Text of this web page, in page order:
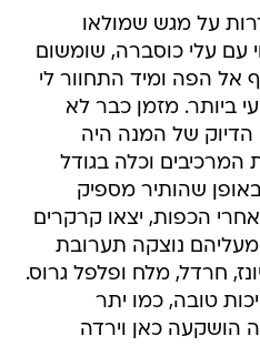
על מגש שמולאו
עם עלי כוסברה, שומשום
אל הפה ומיד התחוור לי
ביותר. מזמן כבר לא
הדיוק של המנה היה
המרכיבים וכלה בגודל
שהותיר מספיק
הכפות, יצאו קרקרים
נוצקה תערובת
חרדל, מלח ופלפל גרוס.
טובה, כמו יתר
הושקעה כאן וירדה